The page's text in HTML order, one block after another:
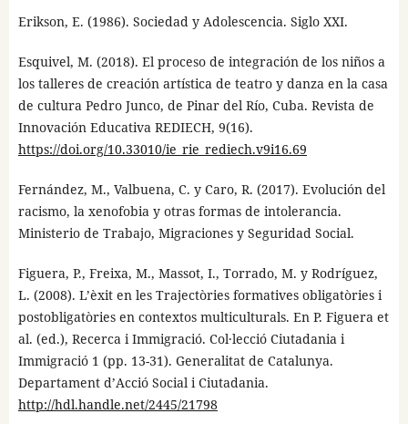
Erikson, E. (1986). Sociedad y Adolescencia. Siglo XXI.
Esquivel, M. (2018). El proceso de integración de los niños a
los talleres de creación artística de teatro y danza en la casa
de cultura Pedro Junco, de Pinar del Río, Cuba. Revista de
Innovación Educativa REDIECH, 9(16).
https://doi.org/10.33010/ie_rie_rediech.v9i16.69
Fernández, M., Valbuena, C. y Caro, R. (2017). Evolución del
racismo, la xenofobia y otras formas de intolerancia.
Ministerio de Trabajo, Migraciones y Seguridad Social.
Figuera, P., Freixa, M., Massot, I., Torrado, M. y Rodríguez,
L. (2008). L’èxit en les Trajectòries formatives obligatòries i
postobligatòries en contextos multiculturals. En P. Figuera et
al. (ed.), Recerca i Immigració. Col·lecció Ciutadania i
Immigració 1 (pp. 13-31). Generalitat de Catalunya.
Departament d’Acció Social i Ciutadania.
http://hdl.handle.net/2445/21798